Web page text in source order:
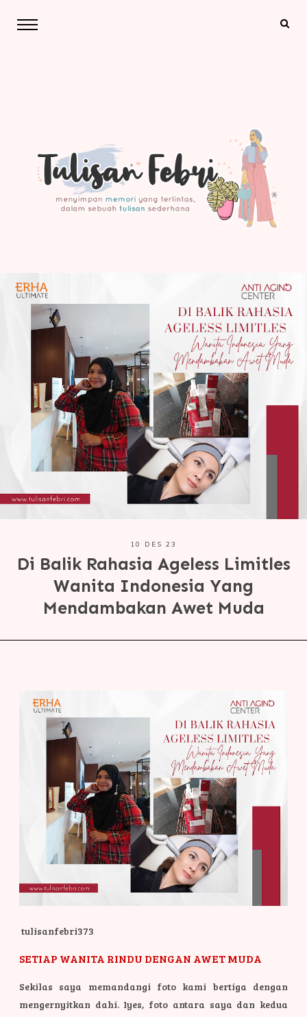
10 DES 23
Di Balik Rahasia Ageless Limitles
Wanita Indonesia Yang
Mendambakan Awet Muda
tulisanfebri373
SETIAP WANITA RINDU DENGAN AWET MUDA
Sekilas saya memandangi foto kami bertiga dengan
mengernyitkan dahi. Iyes, foto antara saya dan kedua